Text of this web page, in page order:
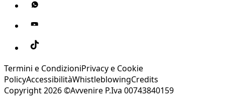
Termini e CondizioniPrivacy e Cookie
PolicyAccessibilitàWhistleblowingCredits
Copyright 2026 ©Avvenire P.Iva 00743840159